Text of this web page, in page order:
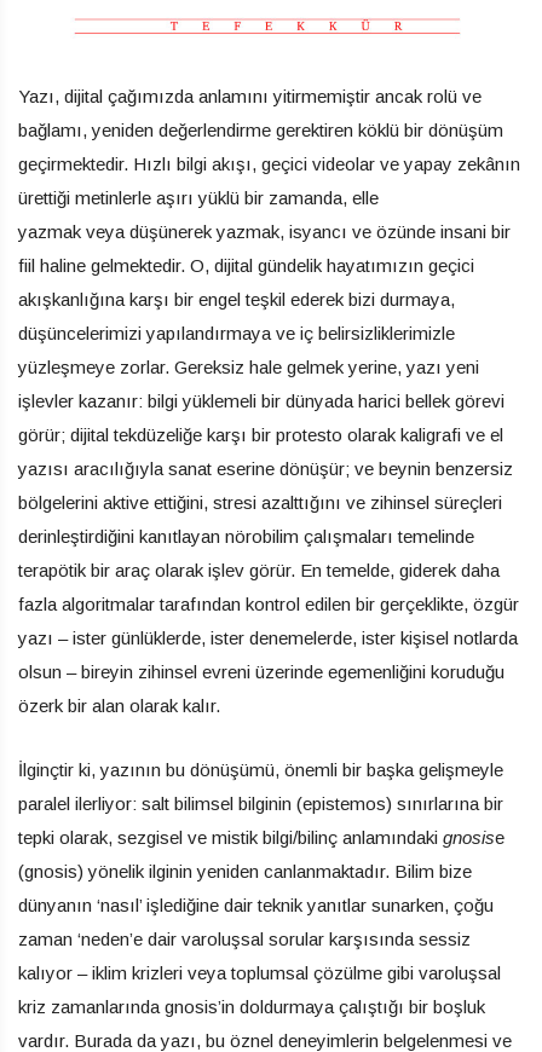
Yazı, dijital çağımızda anlamını yitirmemiştir ancak rolü ve
bağlamı, yeniden değerlendirme gerektiren köklü bir dönüşüm
geçirmektedir. Hızlı bilgi akışı, geçici videolar ve yapay zekânın
ürettiği metinlerle aşırı yüklü bir zamanda, elle
yazmak veya düşünerek yazmak, isyancı ve özünde insani bir
fiil haline gelmektedir. O, dijital gündelik hayatımızın geçici
akışkanlığına karşı bir engel teşkil ederek bizi durmaya,
düşüncelerimizi yapılandırmaya ve iç belirsizliklerimizle
yüzleşmeye zorlar. Gereksiz hale gelmek yerine, yazı yeni
işlevler kazanır: bilgi yüklemeli bir dünyada harici bellek görevi
görür; dijital tekdüzeliğe karşı bir protesto olarak kaligrafi ve el
yazısı aracılığıyla sanat eserine dönüşür; ve beynin benzersiz
bölgelerini aktive ettiğini, stresi azalttığını ve zihinsel süreçleri
derinleştirdiğini kanıtlayan nörobilim çalışmaları temelinde
terapötik bir araç olarak işlev görür. En temelde, giderek daha
fazla algoritmalar tarafından kontrol edilen bir gerçeklikte, özgür
yazı – ister günlüklerde, ister denemelerde, ister kişisel notlarda
olsun – bireyin zihinsel evreni üzerinde egemenliğini koruduğu
özerk bir alan olarak kalır.
İlginçtir ki, yazının bu dönüşümü, önemli bir başka gelişmeyle
paralel ilerliyor: salt bilimsel bilginin (epistemos) sınırlarına bir
tepki olarak, sezgisel ve mistik bilgi/bilinç anlamındaki gnosise
(gnosis) yönelik ilginin yeniden canlanmaktadır. Bilim bize
dünyanın ‘nasıl’ işlediğine dair teknik yanıtlar sunarken, çoğu
zaman ‘neden’e dair varoluşsal sorular karşısında sessiz
kalıyor – iklim krizleri veya toplumsal çözülme gibi varoluşsal
kriz zamanlarında gnosis’in doldurmaya çalıştığı bir boşluk
vardır. Burada da yazı, bu öznel deneyimlerin belgelenmesi ve